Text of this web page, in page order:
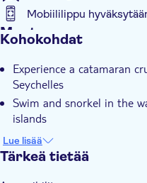
Mobiililippu
Muuta
Sisäänpääsymaksu
Opastettu kierros
Ateria sisältyy
E-lippu
Hotel pick up
Transport included
Kohokohdat
Experience a catamaran
Seychelles
Swim and snorkel in the
islands
Discover the Sister, Coco
Lue lisää
Tärkeä tietää